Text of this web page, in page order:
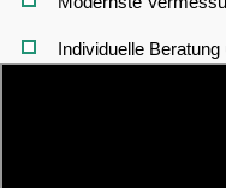
Individuelle